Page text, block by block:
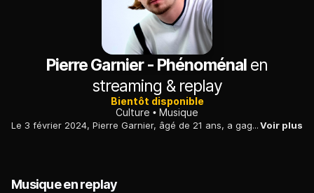
Pierre Garnier - Phénoménalen
streaming & replay
Bientôt disponible
Culture
Musique
Le 3 février 2024, Pierre Garnier, âgé de 21 ans, a gagné la 11e saison de la Star Academy. Retour sur la vie du phénomène, de ses origines à son triomphe.Voir plus
Musique en replay